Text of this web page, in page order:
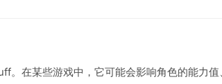
。在某些游戏中，它可能会影响角色的能力值